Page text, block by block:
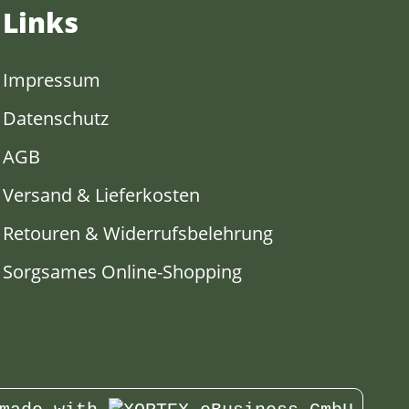
Links
Impressum
Datenschutz
AGB
Versand & Lieferkosten
Retouren & Widerrufsbelehrung
Sorgsames Online-Shopping